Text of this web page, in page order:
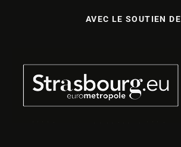
AVEC LE SOUTIEN DE